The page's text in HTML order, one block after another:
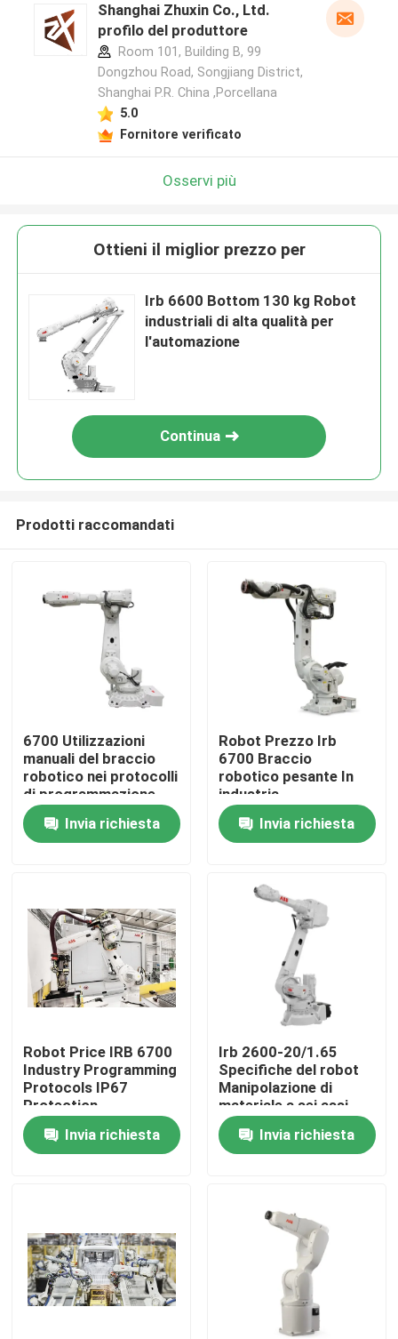
Casa.
Video
Spettacolo VR
Su di noi
Visita alla fabbrica
Notizie
Shanghai Zhuxin Co., Ltd.
profilo del produttore
Room 101, Building B, 99
Dongzhou Road, Songjiang District,
Shanghai P.R. China ,Porcellana
5.0
Fornitore verificato
Osservi più
Ottieni il miglior prezzo per
Irb 6600 Bottom 130 kg Robot
industriali di alta qualità per
l'automazione
Continua
Prodotti raccomandati
6700 Utilizzazioni
manuali del braccio
robotico nei protocolli
di programmazione
industriale
Invia richiesta
Robot Prezzo Irb
6700 Braccio
robotico pesante In
industria
Invia richiesta
Robot Price IRB 6700
Industry Programming
Protocols IP67
Protection
Invia richiesta
Irb 2600-20/1.65
Specifiche del robot
Manipolazione di
materiale a sei assi
Invia richiesta